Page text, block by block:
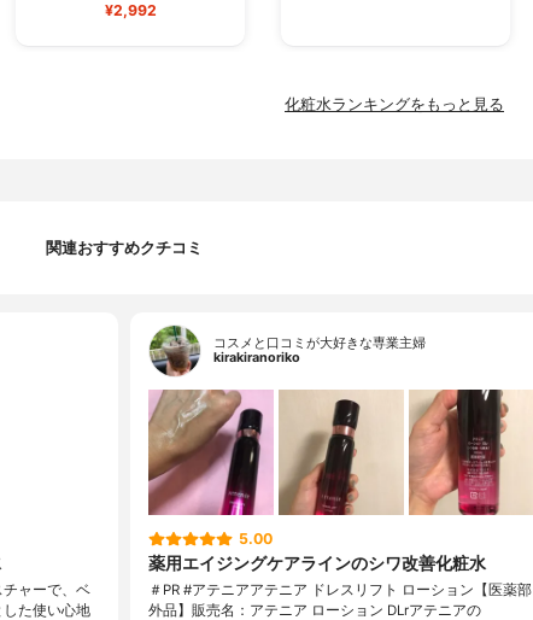
¥2,992
化粧水ランキングをもっと見る
関連おすすめクチコミ
ャーで、ベ
た使い心地
コスメと口コミが大好きな専業主婦
kirakiranoriko
5.00
薬用エイジングケアラインのシワ改善化粧水
＃PR #アテニアアテニア ドレスリフト ローション【医薬部
外品】販売名：アテニア ローション DLrアテニアの